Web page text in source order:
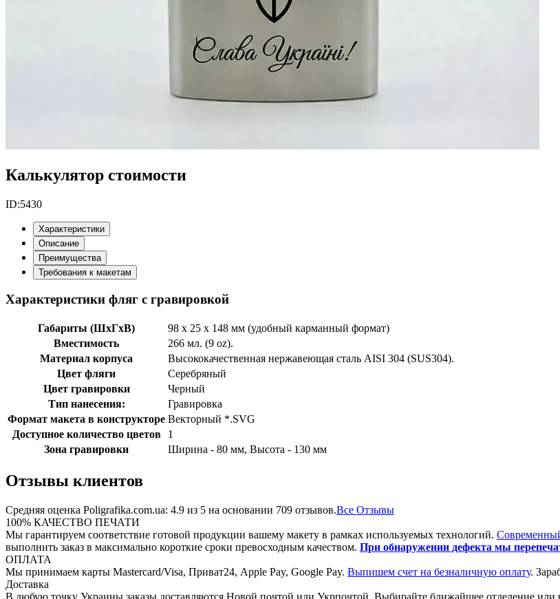
Калькулятор стоимости
ID:5430
Характеристики
Описание
Преимущества
Требования к макетам
Характеристики фляг с гравировкой
Габариты (ШхГхВ)
98 x 25 x 148 мм (удобный карманный формат)
Вместимость
266 мл. (9 oz).
Материал корпуса
Высококачественная нержавеющая сталь AISI 304 (SUS304).
Цвет фляги
Cеребряный
Цвет гравировки
Черный
Тип нанесения:
Гравировка
Формат макета в конструкторе Векторный *.SVG
Доступное количество цветов
1
Зона гравировки
Ширина - 80 мм, Высота - 130 мм
Отзывы клиентов
Средняя оценка Poligrafika.com.ua: 4.9 из 5 на основании 709 отзывов.Все Отзывы
100% КАЧЕСТВО ПЕЧАТИ
Мы гарантируем соответствие готовой продукции вашему макету в рамках используемых технологий.
выполнить заказ в максимально короткие сроки превосходным качеством. При обнаружении дефекта мы
ОПЛАТА
Мы принимаем карты Mastercard/Visa, Приват24, Apple Pay, Google Pay. Выпишем счет на безналичную оплату.
Доставка
В любую точку Украины заказы доставляются Новой почтой или Укрпочтой. Выбирайте ближайшее отделение